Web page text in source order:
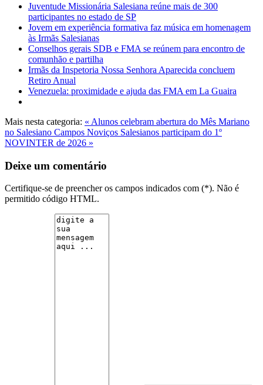
Juventude Missionária Salesiana reúne mais de 300
participantes no estado de SP
Jovem em experiência formativa faz música em homenagem
às Irmãs Salesianas
Conselhos gerais SDB e FMA se reúnem para encontro de
comunhão e partilha
Irmãs da Inspetoria Nossa Senhora Aparecida concluem
Retiro Anual
Venezuela: proximidade e ajuda das FMA em La Guaira
Mais nesta categoria: « Alunos celebram abertura do Mês Mariano
no Salesiano Campos Noviços Salesianos participam do 1º
NOVINTER de 2026 »
Deixe um comentário
Certifique-se de preencher os campos indicados com (*). Não é
permitido código HTML.